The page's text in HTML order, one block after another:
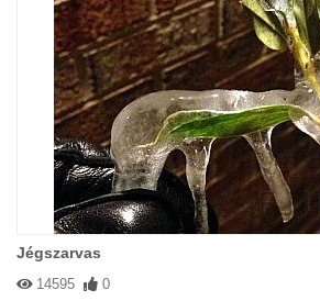
Jégszarvas
14595 0